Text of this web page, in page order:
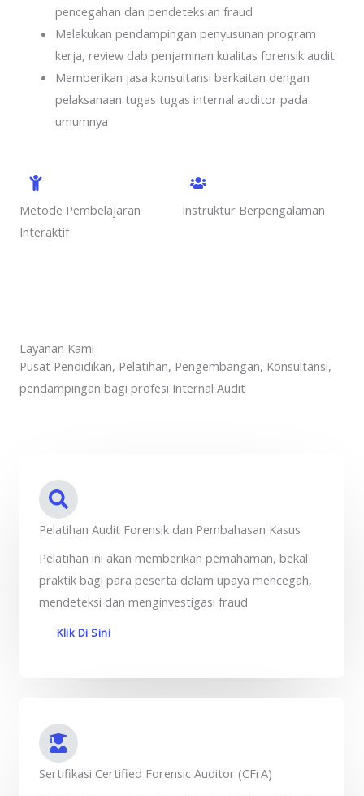
pencegahan dan pendeteksian fraud
Melakukan pendampingan penyusunan program
kerja, review dab penjaminan kualitas forensik audit
Memberikan jasa konsultansi berkaitan dengan
pelaksanaan tugas tugas internal auditor pada
umumnya
Metode Pembelajaran
Interaktif
Instruktur Berpengalaman
Layanan Kami
Pusat Pendidikan, Pelatihan, Pengembangan, Konsultansi,
pendampingan bagi profesi Internal Audit
Pelatihan Audit Forensik dan Pembahasan Kasus
Pelatihan ini akan memberikan pemahaman, bekal
praktik bagi para peserta dalam upaya mencegah,
mendeteksi dan menginvestigasi fraud
Klik Di Sini
Sertifikasi Certified Forensic Auditor (CFrA)